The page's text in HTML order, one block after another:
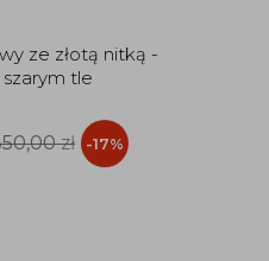
ze złotą nitką -
tle
zł -17%